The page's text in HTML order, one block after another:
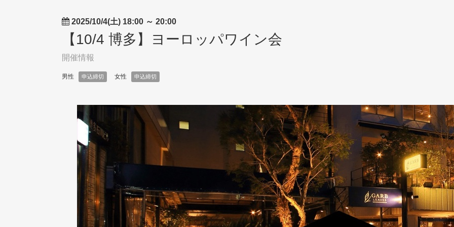
2025/10/4(土) 18:00 ～ 20:00
【10/4 博多】ヨーロッパワイン会
開催情報
男性 申込締切 女性 申込締切